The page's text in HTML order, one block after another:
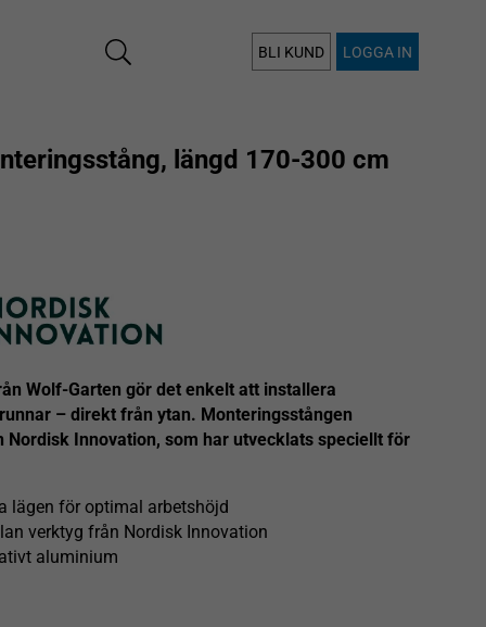
BLI KUND LOGGA IN
längd 170-300 cm
Wolf-Garten gör det enkelt att installera
– direkt från ytan. Monteringsstången
Innovation, som har utvecklats speciellt för
lägen för optimal arbetshöjd
verktyg från Nordisk Innovation
aluminium